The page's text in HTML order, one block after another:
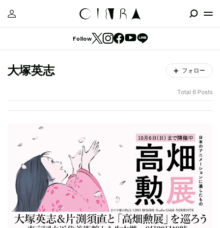
Follow
大塚英志 フォロー
Total 6 Posts